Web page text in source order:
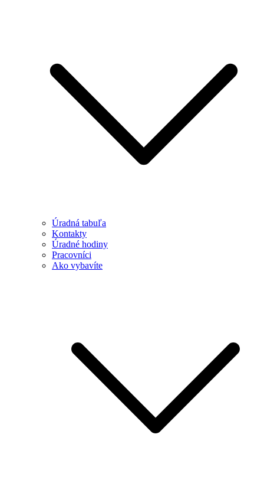
Úradná tabuľa
Kontakty
Úradné hodiny
Pracovníci
Ako vybavíte